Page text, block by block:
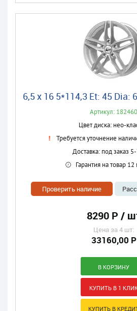
6,5 x 16 5*114,3 Et: 45 Dia:
Артикул: 182460
Цвет диска: нео-
Требуется уточнение
Доставка: под заказ
Гарантия на товар
Проверить наличие
8290 Р /
Цена за 4 шт:
33160,00 Р